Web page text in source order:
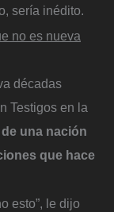
sería inédito.
no es nueva
décadas
Testigos en la
una nación
que hace
esto”, le dijo